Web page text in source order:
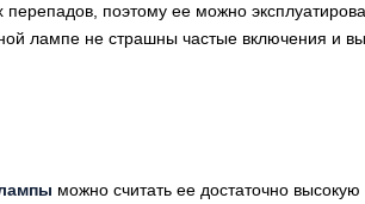
перепадов, поэтому ее можно
лампе не страшны частые включения и
можно считать ее достаточно